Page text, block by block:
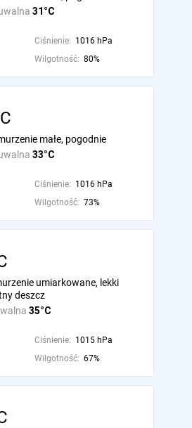
31°C
Ciśnienie: 1016 hPa
Wilgotność: 80%
33°C
małe, pogodnie
Ciśnienie: 1016 hPa
Wilgotność: 73%
35°C
umiarkowane, lekki
deszcz
Ciśnienie: 1015 hPa
Wilgotność: 67%